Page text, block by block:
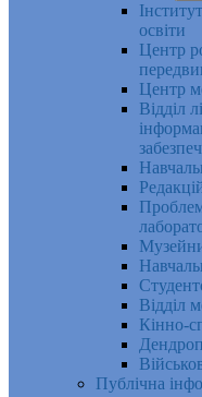
освіти
Центр
Центр
Відділ
Відділ
Кінно-
Публічна